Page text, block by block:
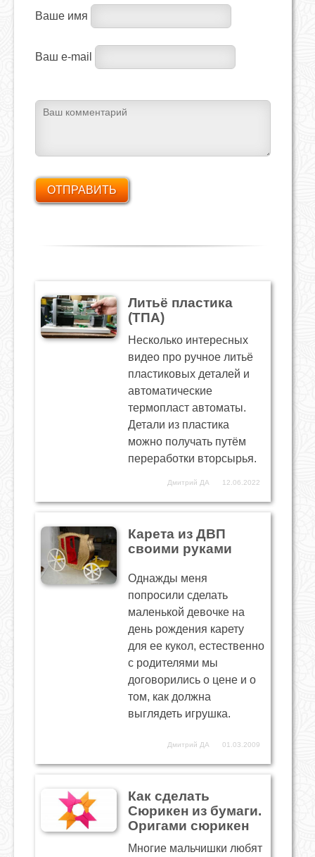
Ваше имя
Ваш e-mail
Литьё пластика
(ТПА)
Несколько интересных
видео про ручное литьё
пластиковых деталей и
автоматические
термопласт автоматы.
Детали из пластика
можно получать путём
переработки вторсырья.
Дмитрий ДА 12.06.2022
Карета из ДВП
своими руками
Однажды меня
попросили сделать
маленькой девочке на
день рождения карету
для ее кукол, естественно
с родителями мы
договорились о цене и о
том, как должна
выглядеть игрушка.
Дмитрий ДА 01.03.2009
Как сделать
Сюрикен из бумаги.
Оригами сюрикен
Многие мальчишки любят